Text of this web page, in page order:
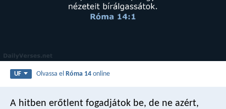
UF Olvassa elRóma 14 online
A hitben erőtlent fogadjátok be, de ne azért,